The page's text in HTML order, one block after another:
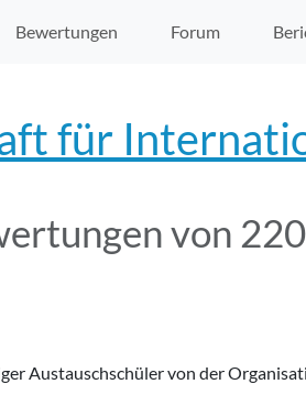
Bewertungen Forum
für
von
Austauschschüler von der